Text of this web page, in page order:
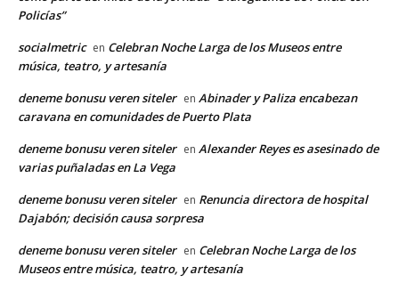
Policías”
socialmetric en Celebran Noche Larga de los Museos entre
música, teatro, y artesanía
deneme bonusu veren siteler en Abinader y Paliza encabezan
caravana en comunidades de Puerto Plata
deneme bonusu veren siteler en Alexander Reyes es asesinado de
varias puñaladas en La Vega
deneme bonusu veren siteler en Renuncia directora de hospital
Dajabón; decisión causa sorpresa
deneme bonusu veren siteler en Celebran Noche Larga de los
Museos entre música, teatro, y artesanía